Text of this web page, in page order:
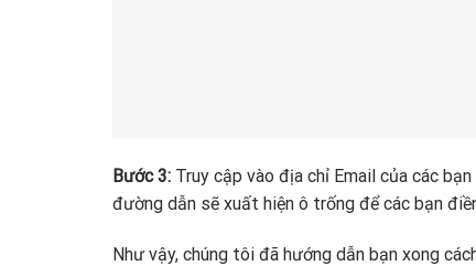
Bước 3: Truy cập vào địa chỉ Email của các
đường dẫn sẽ xuất hiện ô trống để các bạn
Như vậy, chúng tôi đã hướng dẫn bạn xong